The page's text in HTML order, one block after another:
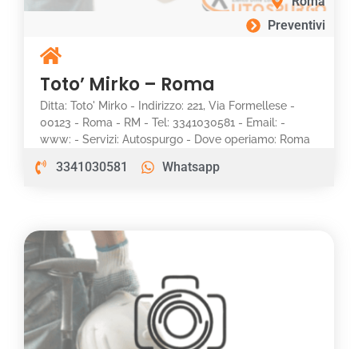
Preventivi
Toto’ Mirko – Roma
Ditta: Toto' Mirko - Indirizzo: 221, Via Formellese -
00123 - Roma - RM - Tel: 3341030581 - Email: -
www: - Servizi: Autospurgo - Dove operiamo: Roma
3341030581 Whatsapp